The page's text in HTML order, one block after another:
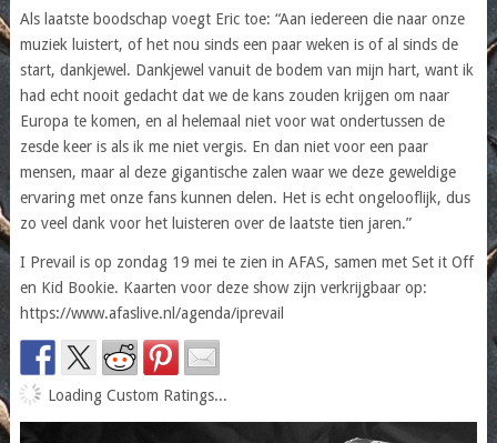
Als laatste boodschap voegt Eric toe: “Aan iedereen die naar onze
muziek luistert, of het nou sinds een paar weken is of al sinds de
start, dankjewel. Dankjewel vanuit de bodem van mijn hart, want ik
had echt nooit gedacht dat we de kans zouden krijgen om naar
Europa te komen, en al helemaal niet voor wat ondertussen de
zesde keer is als ik me niet vergis. En dan niet voor een paar
mensen, maar al deze gigantische zalen waar we deze geweldige
ervaring met onze fans kunnen delen. Het is echt ongelooflijk, dus
zo veel dank voor het luisteren over de laatste tien jaren.”
I Prevail is op zondag 19 mei te zien in AFAS, samen met Set it Off
en Kid Bookie. Kaarten voor deze show zijn verkrijgbaar op:
https://www.afaslive.nl/agenda/iprevail
Loading Custom Ratings...